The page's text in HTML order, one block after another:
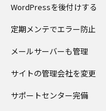
WordPressを後付けする
定期メンテでエラー防止
メールサーバーも管理
サイトの管理会社を変更
サポートセンター完備